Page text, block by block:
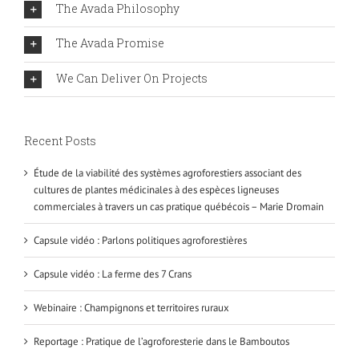
The Avada Philosophy
The Avada Promise
We Can Deliver On Projects
Recent Posts
Étude de la viabilité des systèmes agroforestiers associant des
cultures de plantes médicinales à des espèces ligneuses
commerciales à travers un cas pratique québécois – Marie Dromain
Capsule vidéo : Parlons politiques agroforestières
Capsule vidéo : La ferme des 7 Crans
Webinaire : Champignons et territoires ruraux
Reportage : Pratique de l’agroforesterie dans le Bamboutos